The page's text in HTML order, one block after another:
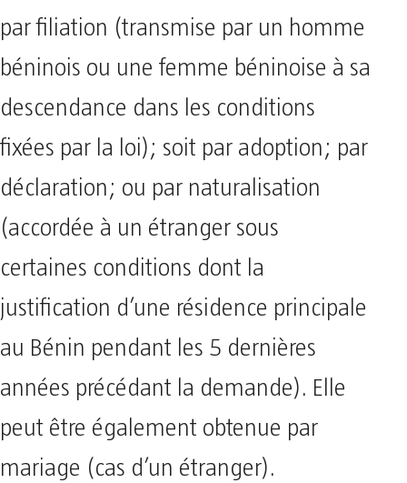
par filiation (transmise par un homme
béninois ou une femme béninoise à sa
descendance dans les conditions
fixées par la loi); soit par adoption; par
déclaration; ou par naturalisation
(accordée à un étranger sous
certaines conditions dont la
justification d’une résidence principale
au Bénin pendant les 5 dernières
années précédant la demande). Elle
peut être également obtenue par
mariage (cas d’un étranger).